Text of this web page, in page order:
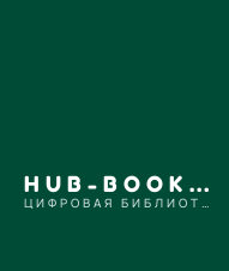
HUB-BOOKS.COM
ЦИФРОВАЯ БИБЛИОТЕКА